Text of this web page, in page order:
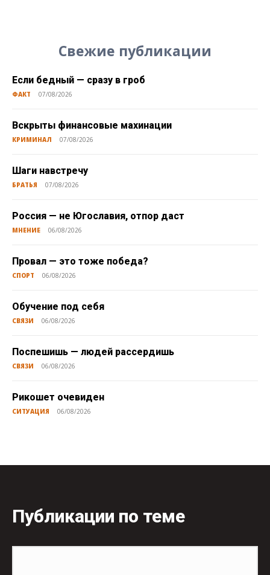
Свежие публикации
Если бедный — сразу в гроб
ФАКТ 07/08/2026
Вскрыты финансовые махинации
КРИМИНАЛ 07/08/2026
Шаги навстречу
БРАТЬЯ 07/08/2026
Россия — не Югославия, отпор даст
МНЕНИЕ 06/08/2026
Провал — это тоже победа?
СПОРТ 06/08/2026
Обучение под себя
СВЯЗИ 06/08/2026
Поспешишь — людей рассердишь
СВЯЗИ 06/08/2026
Рикошет очевиден
СИТУАЦИЯ 06/08/2026
Публикации по теме